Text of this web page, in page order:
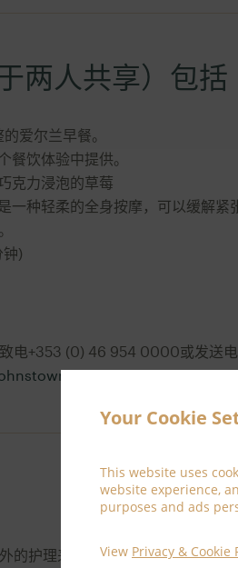
Your Cookie
This website uses
website experience,
purposes and ads
View Privacy & Cookie
两人共享）包括
爱尔兰早餐。
餐饮体验中提供。
克力浸泡的草莓
一种轻柔的全身按摩，可以缓解紧
)
电+353 (0) 46 954 0000或发送
.
的护理来增强您的水疗体验。